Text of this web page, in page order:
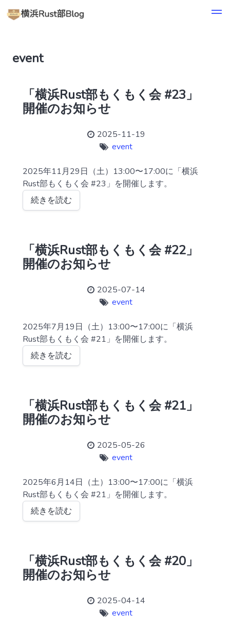
event
「横浜Rust部もくもく会 #23」
開催のお知らせ
2025-11-19
event
2025年11月29日（土）13:00〜17:00に「横浜
Rust部もくもく会 #23」を開催します。
続きを読む
「横浜Rust部もくもく会 #22」
開催のお知らせ
2025-07-14
event
2025年7月19日（土）13:00〜17:00に「横浜
Rust部もくもく会 #21」を開催します。
続きを読む
「横浜Rust部もくもく会 #21」
開催のお知らせ
2025-05-26
event
2025年6月14日（土）13:00〜17:00に「横浜
Rust部もくもく会 #21」を開催します。
続きを読む
「横浜Rust部もくもく会 #20」
開催のお知らせ
2025-04-14
event